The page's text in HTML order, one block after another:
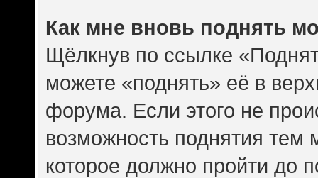
Как мне вновь поднять
Щёлкнув по ссылке
можете «поднять» её в
форума. Если этого не
возможность поднятия тем
которое должно пройти до